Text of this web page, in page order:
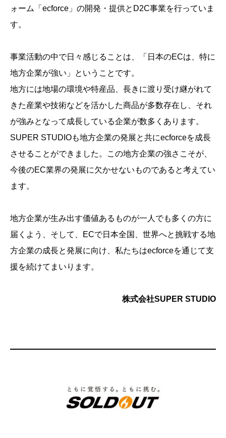
ォーム「ecforce」の開発・提供とD2C事業を行っていま
す。
事業活動の中で日々感じることは、「日本のECは、特に
地方企業が強い」ということです。
地方には地場の環境や特産品、長きに渡り受け継がれて
きた産業や技術などを活かした商品が多数存在し、それ
が強みとなって成長している企業が数多くあります。
SUPER STUDIOも地方企業の発展と共にecforceを成長
させることができました。この地方企業の強さこそが、
今後のEC業界の発展に欠かせないものであると考えてい
ます。
地方企業が生み出す価値あるものが一人でも多くの方に
届くよう、そして、ECで日本全国、世界へと挑戦する地
方企業の成長と発展に向け、私たちはecforceを通じて支
援を続けてまいります。
株式会社SUPER STUDIO